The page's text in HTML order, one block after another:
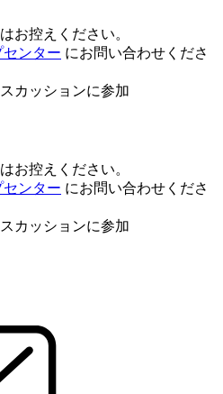
お控えください。
ンター にお問い合わせくださ
カッションに参加
お控えください。
ンター にお問い合わせくださ
カッションに参加